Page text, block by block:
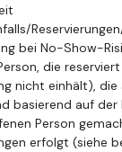
bei No-Show-
die
nicht einhält),
basierend auf der
Person
erfolgt (siehe